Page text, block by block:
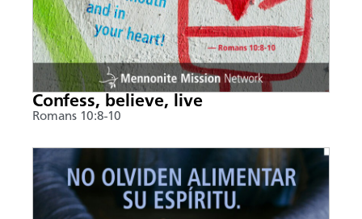
Confess, believe, live
Romans 10:8-10